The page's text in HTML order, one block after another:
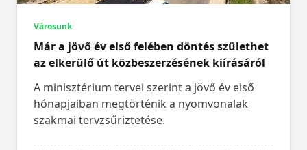
Városunk
Már a jövő év első felében döntés születhet
az elkerülő út közbeszerzésének kiírásáról
A minisztérium tervei szerint a jövő év első
hónapjaiban megtörténik a nyomvonalak
szakmai tervzsűriztetése.